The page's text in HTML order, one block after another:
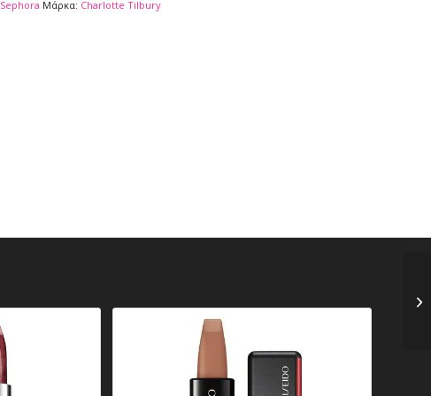
Sephora Μάρκα: Charlotte Tilbury